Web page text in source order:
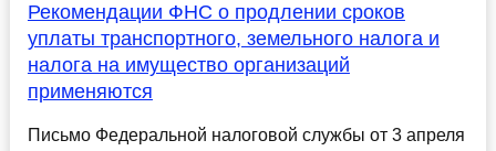
Рекомендации ФНС о продлении сроков
уплаты транспортного, земельного налога и
налога на имущество организаций
применяются
Письмо Федеральной налоговой службы от 3 апреля